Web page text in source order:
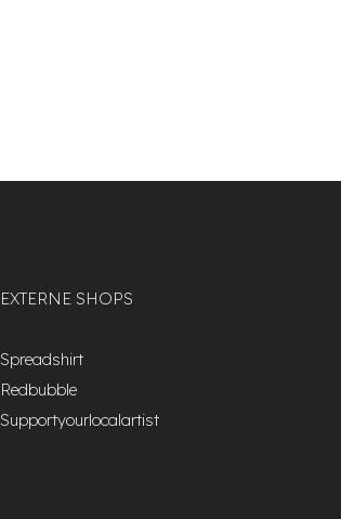
EXTERNE SHOPS
Spreadshirt
Redbubble
Supportyourlocalartist